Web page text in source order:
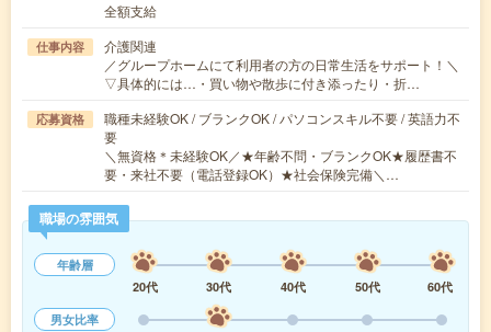
全額支給
仕事内容
介護関連
／グループホームにて利用者の方の日常生活をサポート！＼
▽具体的には…・買い物や散歩に付き添ったり・折…
応募資格
職種未経験OK / ブランクOK / パソコンスキル不要 / 英語力不
要
＼無資格＊未経験OK／★年齢不問・ブランクOK★履歴書不
要・来社不要（電話登録OK）★社会保険完備＼…
職場の雰囲気
年齢層
20代
30代 40代 50代
60代
男女比率